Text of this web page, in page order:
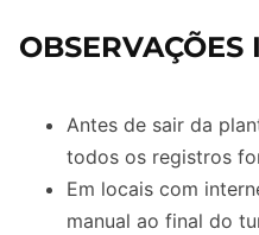
Antes de sair da
todos os registros
Em locais com
manual ao final do